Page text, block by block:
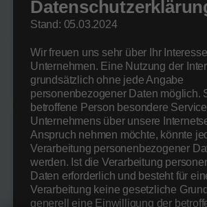
Chakalaka
5,90€
Feuer
Stand: 05.03.2024
Wir freuen uns sehr über Ihr
Unternehmen. Eine Nutzung der
grundsätzlich ohne jede Angabe
personenbezogener Daten möglich.
betroffene Person besondere
Unternehmens über unsere
Anspruch nehmen möchte, könnte
Verarbeitung personenbezogener
werden. Ist die Verarbeitung
Daten erforderlich und besteht für
Verarbeitung keine gesetzliche
generell eine Einwilligung der